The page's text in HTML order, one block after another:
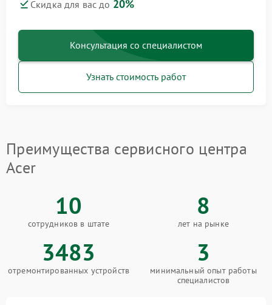
Скидка для вас до 20%
Консультация со специалистом
Узнать стоимость работ
Преимущества сервисного центра
Acer
10
сотрудников в штате
8
лет на рынке
3483
отремонтированных устройств
3
минимальный опыт работы
специалистов